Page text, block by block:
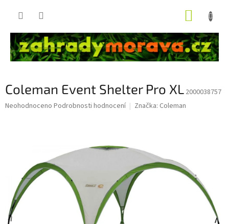
Coleman Event Shelter Pro XL 2000038757
Průměrné
hvězdiček.
Neohodnoceno Podrobnosti hodnocení Značka: Coleman